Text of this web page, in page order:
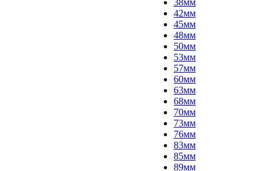
38мм
42мм
45мм
48мм
50мм
53мм
57мм
60мм
63мм
68мм
70мм
73мм
76мм
83мм
85мм
89мм